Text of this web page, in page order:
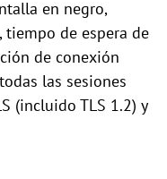
en negro,
de espera de
de conexión
las sesiones
(incluido TLS 1.2) y